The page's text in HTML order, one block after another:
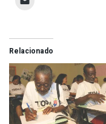
Relacionado